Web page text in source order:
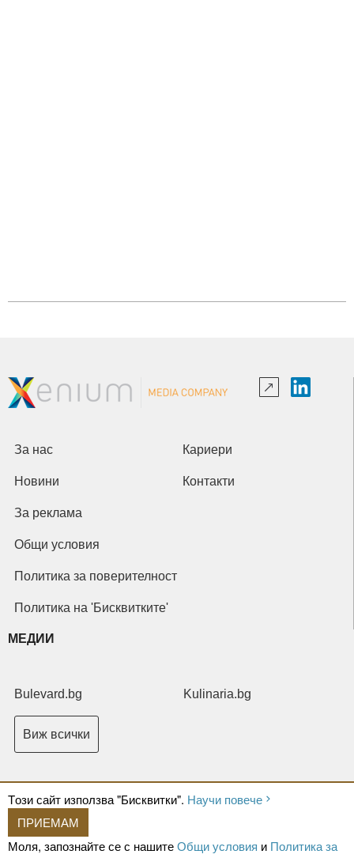
Tози сайт използва "Бисквитки". Научи повече
ПРИЕМАМ
Моля, запознайте се с нашитеОбщи условия и Политика за
За нас Кариери
Новини Контакти
За реклама
Общи условия
Политика за поверителност
Политика на 'Бисквитките'
МЕДИИ
Bulevard.bg Kulinaria.bg
Виж всички
Copyright © 2026 Ксениум ООД. Всички права запазени.
XeniumCompany.com